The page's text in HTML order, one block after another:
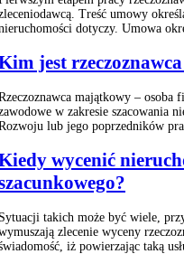
Treść umowy
dotyczy. Umowa
jest
majątkowy – osoba
w zakresie szacowania
lub jego poprzedników
wycenić
takich może być wiele,
zlecenie wyceny
iż powierzając taką